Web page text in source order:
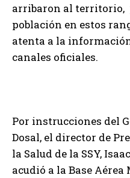
arribaron al territorio,
población en estos
atenta a la
canales oficiales.
Por instrucciones del
Dosal, el director de
la Salud de la SSY,
acudió a la Base